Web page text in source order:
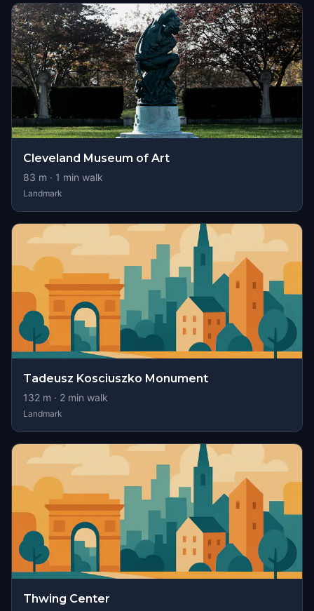
Cleveland Museum of Art
83 m · 1 min walk
Landmark
Tadeusz Kosciuszko Monument
132 m · 2 min walk
Landmark
Thwing Center